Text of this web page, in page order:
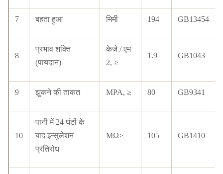
7 बहता हुआ मिमी 194 GB13454
8
प्रभाव शक्ति
(पायदान)
केजे / एम
2, ≥
1.9 GB1043
9 झुकने की ताकत MPA, ≥ 80 GB9341
10
पानी में 24 घंटों के
बाद इन्सुलेशन
प्रतिरोध
MΩ≥ 105 GB1410